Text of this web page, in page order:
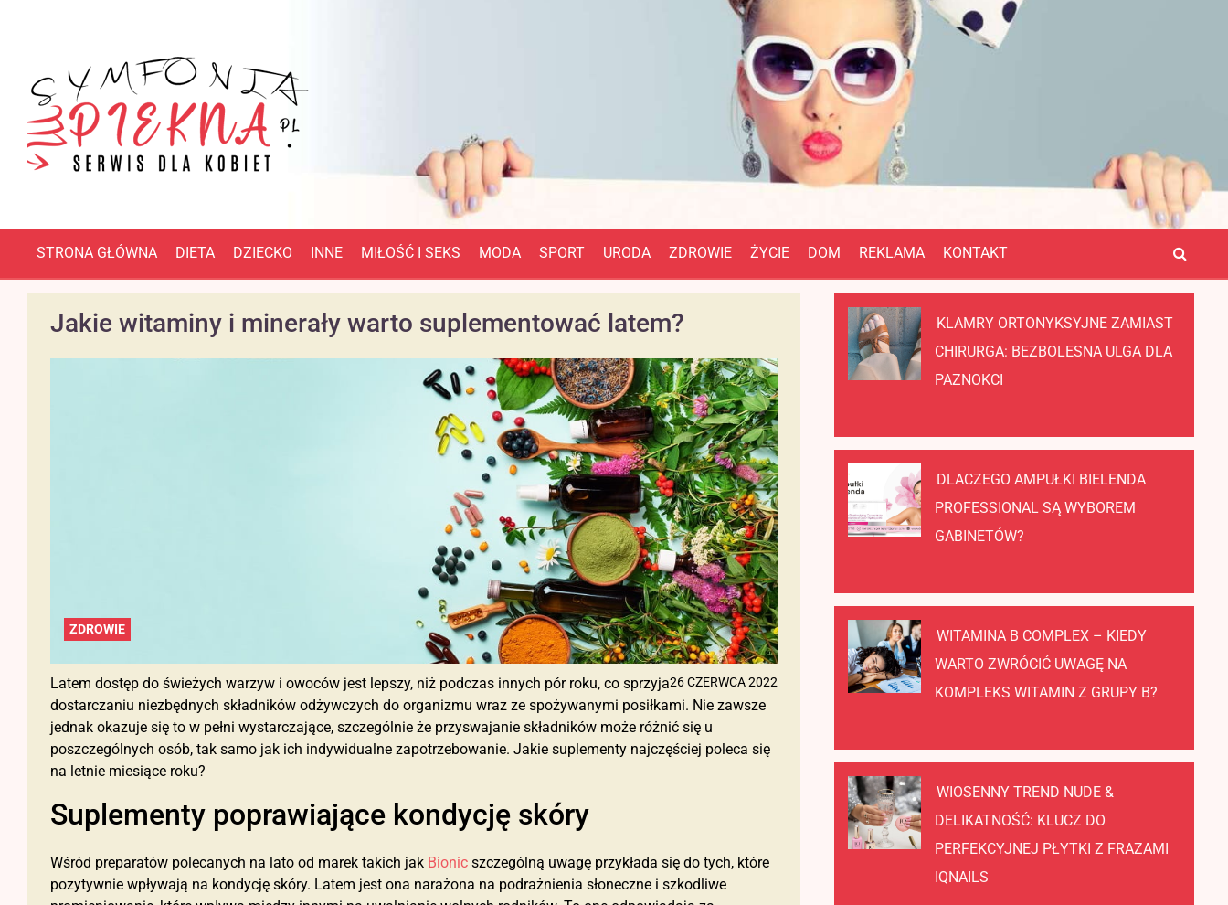
STRONA GŁÓWNA DIETA DZIECKO INNE MIŁOŚĆ I SEKS MODA SPORT URODA ZDROWIE ŻYCIE DOM REKLAMA KONTAKT
Jakie witaminy i minerały warto suplementować latem?
ZDROWIE
26 CZERWCA 2022
Latem dostęp do świeżych warzyw i owoców jest lepszy, niż podczas innych pór roku, co sprzyja
dostarczaniu niezbędnych składników odżywczych do organizmu wraz ze spożywanymi posiłkami. Nie zawsze
jednak okazuje się to w pełni wystarczające, szczególnie że przyswajanie składników może różnić się u
poszczególnych osób, tak samo jak ich indywidualne zapotrzebowanie. Jakie suplementy najczęściej poleca się
na letnie miesiące roku?
Suplementy poprawiające kondycję skóry
Wśród preparatów polecanych na lato od marek takich jak Bionic szczególną uwagę przykłada się do tych, które
pozytywnie wpływają na kondycję skóry. Latem jest ona narażona na podrażnienia słoneczne i szkodliwe
KLAMRY ORTONYKSYJNE ZAMIAST
CHIRURGA: BEZBOLESNA ULGA DLA
PAZNOKCI
DLACZEGO AMPUŁKI BIELENDA
PROFESSIONAL SĄ WYBOREM
GABINETÓW?
WITAMINA B COMPLEX – KIEDY
WARTO ZWRÓCIĆ UWAGĘ NA
KOMPLEKS WITAMIN Z GRUPY B?
WIOSENNY TREND NUDE &
DELIKATNOŚĆ: KLUCZ DO
PERFEKCYJNEJ PŁYTKI Z FRAZAMI
IQNAILS